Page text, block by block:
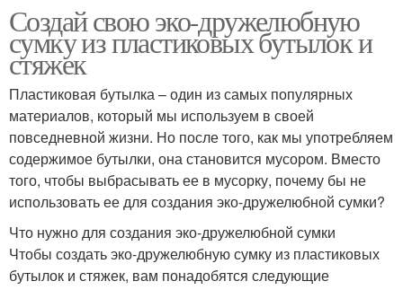
Создай свою эко-дружелюбную
сумку из пластиковых бутылок и
стяжек
Пластиковая бутылка – один из самых популярных
материалов, который мы используем в своей
повседневной жизни. Но после того, как мы употребляем
содержимое бутылки, она становится мусором. Вместо
того, чтобы выбрасывать ее в мусорку, почему бы не
использовать ее для создания эко-дружелюбной сумки?
Что нужно для создания эко-дружелюбной сумки
Чтобы создать эко-дружелюбную сумку из пластиковых
бутылок и стяжек, вам понадобятся следующие